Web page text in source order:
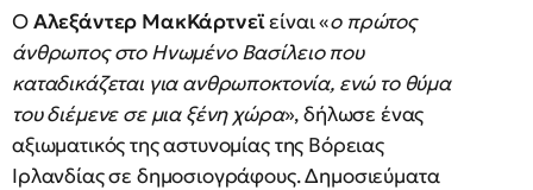
ΟΑλεξάντερ ΜακΚάρτνεϊείναι «ο πρώτος
άνθρωπος στο Ηνωμένο Βασίλειο που
καταδικάζεται για ανθρωποκτονία, ενώ το θύμα
του διέμενε σε μια ξένη χώρα», δήλωσε ένας
αξιωματικός της αστυνομίας της Βόρειας
Ιρλανδίας σε δημοσιογράφους. Δημοσιεύματα